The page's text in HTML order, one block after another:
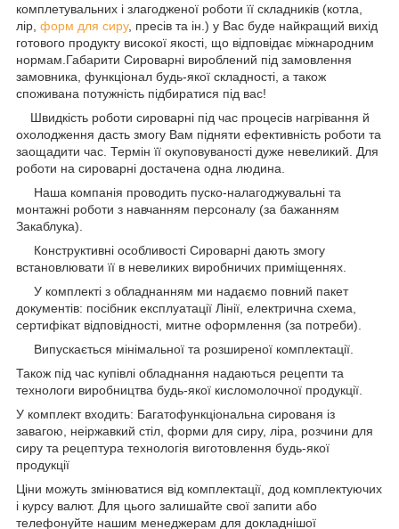
комплетувальних і злагодженої роботи її складників (котла,
лір, форм для сиру, пресів та ін.) у Вас буде найкращий вихід
готового продукту високої якості, що відповідає міжнародним
нормам.Габарити Сироварні вироблений під замовлення
замовника, функціонал будь-якої складності, а також
споживана потужність підбиратися під вас!
Швидкість роботи сироварні під час процесів нагрівання й
охолодження дасть змогу Вам підняти ефективність роботи та
заощадити час. Термін її окуповуваності дуже невеликий. Для
роботи на сироварні достачена одна людина.
Наша компанія проводить пуско-налагоджувальні та
монтажні роботи з навчанням персоналу (за бажанням
Закаблука).
Конструктивні особливості Сироварні дають змогу
встановлювати її в невеликих виробничих приміщеннях.
У комплекті з обладнанням ми надаємо повний пакет
документів: посібник експлуатації Лінії, електрична схема,
сертифікат відповідності, митне оформлення (за потреби).
Випускається мінімальної та розширеної комплектації.
Також під час купівлі обладнання надаються рецепти та
технологи виробництва будь-якої кисломолочної продукції.
У комплект входить: Багатофункціональна сированя із
завагою, неіржавкий стіл, форми для сиру, ліра, розчини для
сиру та рецептура технологія виготовлення будь-якої
продукції
Ціни можуть змінюватися від комплектації, дод комплектуючих
і курсу валют. Для цього залишайте свої запити або
телефонуйте нашим менеджерам для докладнішої